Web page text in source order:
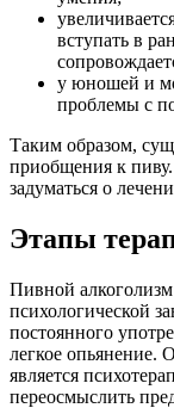
вступать в
у юношей и
проблемы с
Таким образом,
приобщения к пиву.
задуматься о
Этапы
Пивной
психологической
постоянного
легкое опьянение.
является
переосмыслить